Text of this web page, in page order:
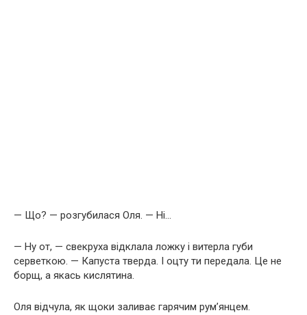
— Що? — розгубилася Оля. — Ні…
— Ну от, — свекруха відклала ложку і витерла губи
серветкою. — Капуста тверда. І оцту ти передала. Це не
борщ, а якась кислятина.
Оля відчула, як щоки заливає гарячим рум’янцем.